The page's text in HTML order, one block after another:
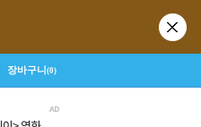
장바구니(0)